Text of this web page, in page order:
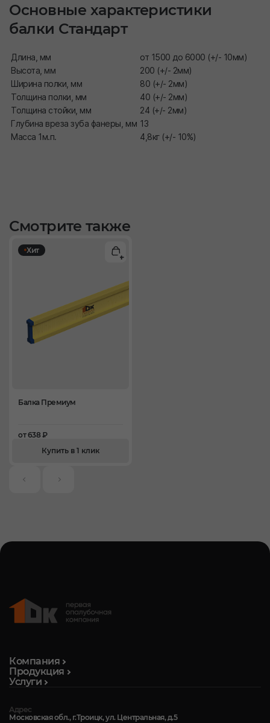
Основные характеристики
балки Стандарт
Длина, мм
от 1500 до 6000 (+/- 10мм)
Высота, мм
200 (+/- 2мм)
Ширина полки, мм
80 (+/- 2мм)
Толщина полки, мм
40 (+/- 2мм)
Толщина стойки, мм
24 (+/- 2мм)
Глубина вреза зуба фанеры, мм 13
Масса 1м.п.
4,8кг (+/- 10%)
Смотрите также
Балка Премиум
от 638 ₽
Купить в 1 клик
Хит
Компания
Продукция
Услуги
Адрес
Московская обл., г.Троицк, ул. Центральная, д.5